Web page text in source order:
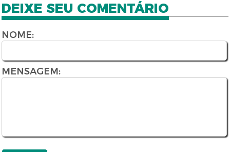
DEIXE SEU COMENTÁRIO
NOME:
MENSAGEM: